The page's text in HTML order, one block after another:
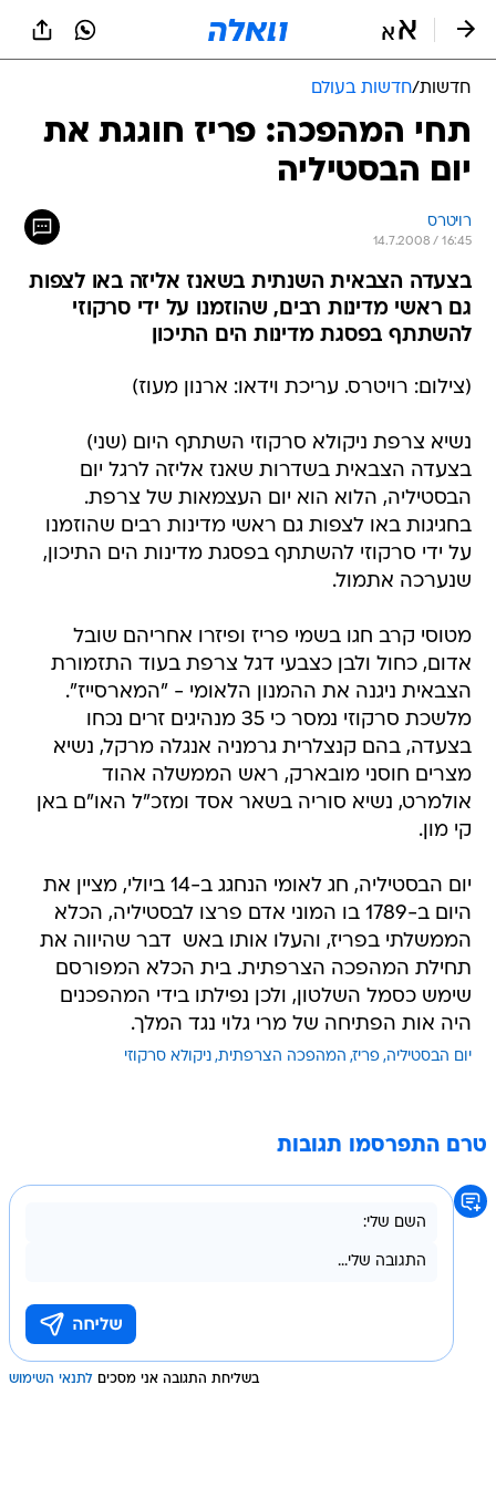
חדשות/חדשות בעולם
תחי המהפכה: פריז חוגגת את
יום הבסטיליה
רויטרס
14.7.2008 / 16:45
בצעדה הצבאית השנתית בשאנז אליזה באו לצפות
גם ראשי מדינות רבים, שהוזמנו על ידי סרקוזי
להשתתף בפסגת מדינות הים התיכון
(צילום: רויטרס. עריכת וידאו: ארנון מעוז)
נשיא צרפת ניקולא סרקוזי השתתף היום (שני)
בצעדה הצבאית בשדרות שאנז אליזה לרגל יום
הבסטיליה, הלוא הוא יום העצמאות של צרפת.
בחגיגות באו לצפות גם ראשי מדינות רבים שהוזמנו
על ידי סרקוזי להשתתף בפסגת מדינות הים התיכון,
שנערכה אתמול.
מטוסי קרב חגו בשמי פריז ופיזרו אחריהם שובל
אדום, כחול ולבן כצבעי דגל צרפת בעוד התזמורת
הצבאית ניגנה את ההמנון הלאומי - "המארסייז".
מלשכת סרקוזי נמסר כי 35 מנהיגים זרים נכחו
בצעדה, בהם קנצלרית גרמניה אנגלה מרקל, נשיא
מצרים חוסני מובארק, ראש הממשלה אהוד
אולמרט, נשיא סוריה בשאר אסד ומזכ"ל האו"ם באן
קי מון.
יום הבסטיליה, חג לאומי הנחגג ב-14 ביולי, מציין את
היום ב-1789 בו המוני אדם פרצו לבסטיליה, הכלא
הממשלתי בפריז, והעלו אותו באש  דבר שהיווה את
תחילת המהפכה הצרפתית. בית הכלא המפורסם
שימש כסמל השלטון, ולכן נפילתו בידי המהפכנים
היה אות הפתיחה של מרי גלוי נגד המלך.
יום הבסטיליה פריז המהפכה הצרפתית ניקולא סרקוזי
טרם התפרסמו תגובות
בשליחת התגובה אני מסכים לתנאי השימוש